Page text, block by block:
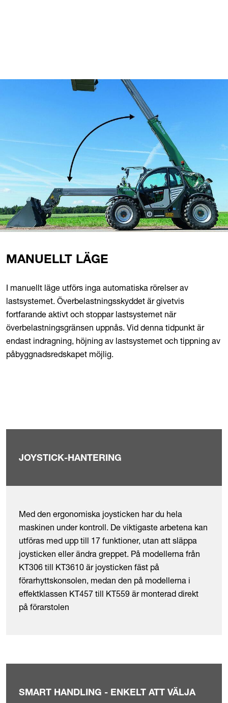
MANUELLT LÄGE
I manuellt läge utförs inga automatiska rörelser av
lastsystemet. Överbelastningsskyddet är givetvis
fortfarande aktivt och stoppar lastsystemet när
överbelastningsgränsen uppnås. Vid denna tidpunkt är
endast indragning, höjning av lastsystemet och tippning av
påbyggnadsredskapet möjlig.
JOYSTICK-HANTERING
Med den ergonomiska joysticken har du hela
maskinen under kontroll. De viktigaste arbetena kan
utföras med upp till 17 funktioner, utan att släppa
joysticken eller ändra greppet. På modellerna från
KT306 till KT3610 är joysticken fäst på
förarhyttskonsolen, medan den på modellerna i
effektklassen KT457 till KT559 är monterad direkt
på förarstolen
SMART HANDLING - ENKELT ATT VÄLJA